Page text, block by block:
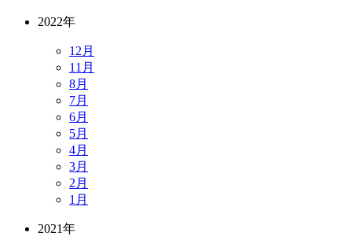
2022年
12月
11月
8月
7月
6月
5月
4月
3月
2月
1月
2021年